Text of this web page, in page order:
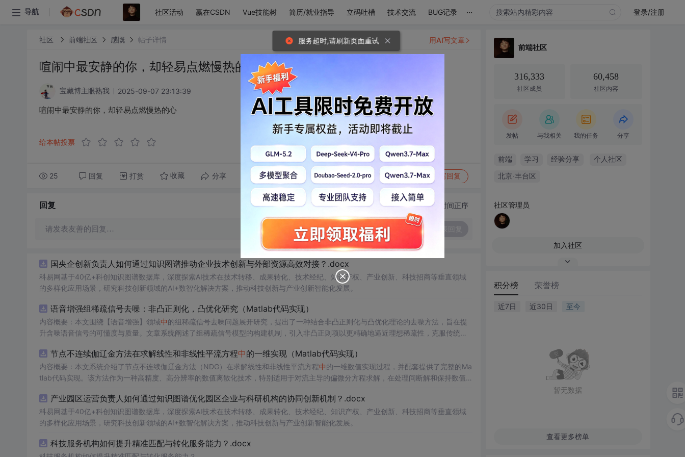
导航 社区活动 赢在CSDN Vue技能树 简历/就业指导 立码吐槽 技术交流 BUG记录 ... 登录/注册
社区 前端社区 感慨 帖子详情
喧闹中最安静的你，却轻易点燃慢热的心
宝藏博主眼熟我 2025-09-07 23:13:39
喧闹中最安静的你，却轻易点燃慢热的心
给本帖投票
25 回复 打赏 收藏 分享 转发到动态 举报 写回复
用AI写文章
回复 切换为时间正序
请发表友善的回复…
国央企创新负责人如何通过知识图谱推动企业技术创新与外部资源高效对接？.docx
科易网基于40亿+科创知识图谱数据库，深度探索AI技术在技术转移、成果转化、技术经纪、知识产权、产业创新、科技招商等垂直领域
的多样化应用场景，研究科技创新领域的AI+数智化解决方案，推动科技创新与产业创新智能化发展。
语音增强组稀疏信号去噪：非凸正则化，凸优化研究（Matlab代码实现）
内容概要：本文围绕【语音增强】领域中的组稀疏信号去噪问题展开研究，提出了一种结合非凸正则化与凸优化理论的去噪方法，旨在提
升含噪语音信号的可懂度与质量。文章系统阐述了组稀疏信号模型的构建机制，引入非凸正则项以更精确地逼近理想稀疏性，克服传统凸
语音信号预处理、稀疏系数求解、去噪重构等关键环节，并配套提供可复现的代码资源，便于研究人员进一步验证与拓展。该方法在保留
数学可处理性的同时显著增强了去噪性能，尤其适用于低信噪比环境下的语音恢复任务。; 适合人群：具备一定信号与系统、数字信号处理
理论基础，熟悉稀疏表示与最优化方法，且拥有Matlab编程能力的研究生、科研人员及从事语音增强、音频工程、通信系统等相关领域的
课程或科研项目中的教学案例，帮助深入理解稀疏表示、非凸优化与凸优化算法的融合机制；③为后续研究非凸正则化在图像去噪、生物
医学信号处理等其他稀疏恢复问题中的性能优势提供理论依据与实现范例。; 阅读建议：建议读者结合所提供的Matlab代码逐模块分析，
重点理解非凸正则项的设计动机及其对稀疏性的增强作用，深入掌握优化求解过程 中迭代算法的实现细节；同时可通过调整正则化参数、
势与潜在局限。
节点不连续伽辽金方法在求解线性和非线性平流方程中的一维实现（Matlab代码实现）
内容概要：本文系统介绍了节点不连续伽辽金方法（NDG）在求解线性和非线性平流方程中的一维数值实现过程，并配套提供了完整的Ma
tlab代码实现。该方法作为一种高精度、高分辨率的数值离散化技术，特别适用于对流主导的偏微分方程求解，在处理间断解和保持数值
（如显式Runge-Kutta方法）以及边界条件的实施策略。通过多个典型算例（如线性对流、Burgers方程等）的仿真分析，充分验证了该方
法在捕捉激波、避免非物理振荡及保持高阶精度方面的有效性。结合代码实践，读者可深入掌握NDG方法的算法设计与编程实现的关键环
节。; 适合人群：具备偏微分方程数值解法、有限元方法或计算流体力学基础知识，熟悉Matlab编程语言，从事科学计算、工程仿真、应
法的理解；②应用于流体力学、气象模拟、环境科学等领域中对强对流现象的精确数值模拟；③作为复杂物理系统仿真
产业园区运营负责人如何通过知识图谱优化园区企业与科研机构的协同创新机制？.docx
科易网基于40亿+科创知识图谱数据库，深度探索AI技术在技术转移、成果转化、技术经纪、知识产权、产业创新、科技招商等垂直领域
的多样化应用场景，研究科技创新领域的AI+数智化解决方案，推动科技创新与产业创新智能化发展。
科技服务机构如何提升精准匹配与转化服务能力？.docx
前端社区
316,333
社区成员
60,458
社区内容
发帖 与我相关 我的任务 分享
前端 学习 经验分享 个人社区
北京·丰台区
社区管理员
加入社区
积分榜 荣誉榜
近7日 近30日 至今
暂无数据
查看更多榜单
服务超时,请刷新页面重试